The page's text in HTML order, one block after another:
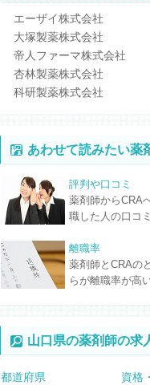
エーザイ株式会社
大塚製薬株式会社
帝人ファーマ株式会社
杏林製薬株式会社
科研製薬株式会社
あわせて読みたい薬
評判や口コミ
薬剤師からCRA
職した人の口コミ
離職率
薬剤師とCRAの
らが離職率が高
山口県の薬剤師の求
都道府県 資格